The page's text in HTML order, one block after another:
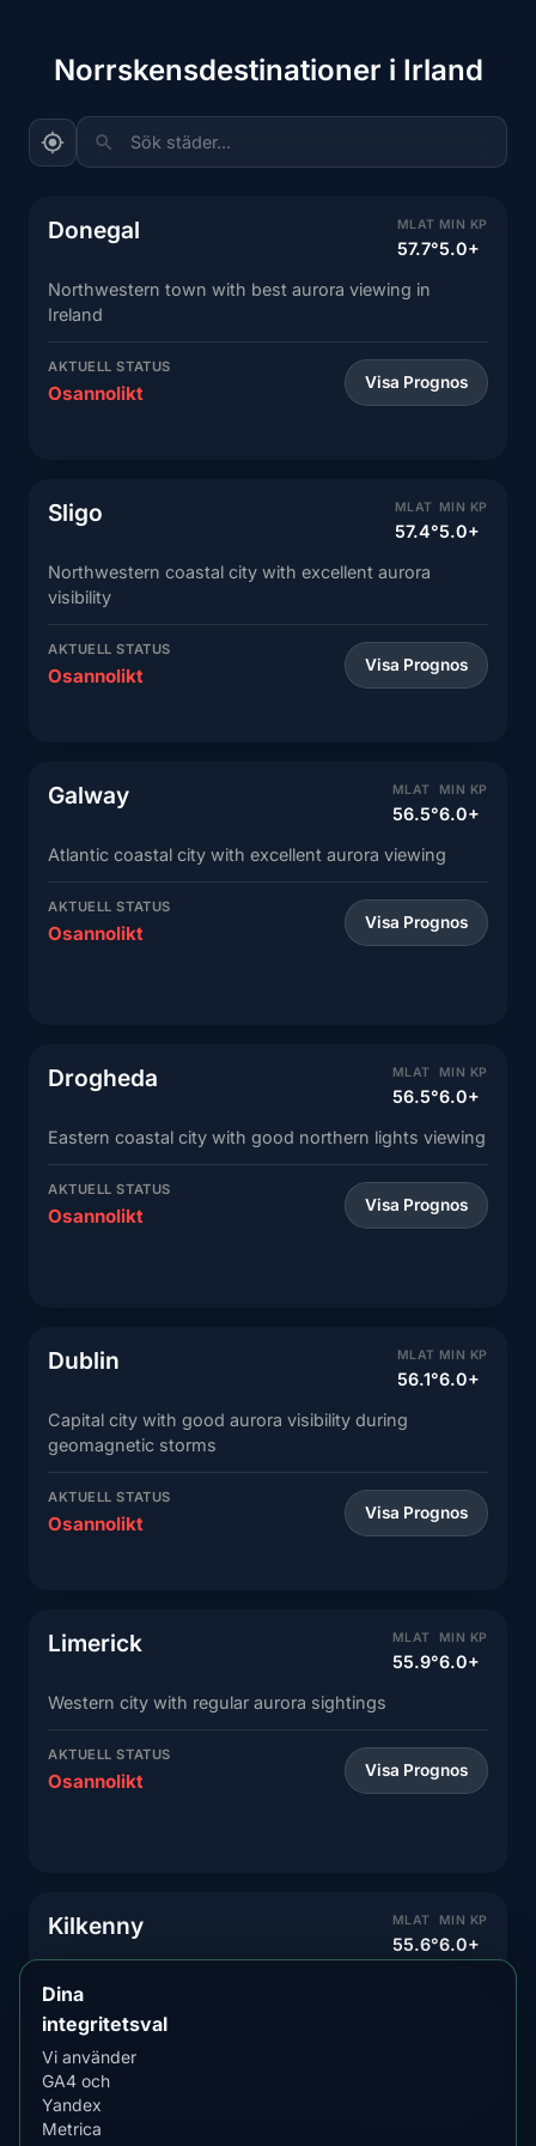
Norrskensdestinationer i Irland
Sök städer...
Donegal MLAT
57.7°
MIN KP
5.0+
Northwestern town with best aurora viewing in
Ireland
AKTUELL STATUS
Osannolikt Visa Prognos
Sligo MLAT
57.4°
MIN KP
5.0+
Northwestern coastal city with excellent aurora
visibility
AKTUELL STATUS
Osannolikt Visa Prognos
Galway MLAT
56.5°
MIN KP
6.0+
Atlantic coastal city with excellent aurora viewing
AKTUELL STATUS
Osannolikt Visa Prognos
Drogheda MLAT
56.5°
MIN KP
6.0+
Eastern coastal city with good northern lights viewing
AKTUELL STATUS
Osannolikt Visa Prognos
Dublin MLAT
56.1°
MIN KP
6.0+
Capital city with good aurora visibility during
geomagnetic storms
AKTUELL STATUS
Osannolikt Visa Prognos
Limerick MLAT
55.9°
MIN KP
6.0+
Western city with regular aurora sightings
AKTUELL STATUS
Osannolikt Visa Prognos
Kilkenny MLAT
55.6°
MIN KP
6.0+
Medieval city with moderate aurora potential
AKTUELL STATUS
Osannolikt
Dina
integritetsval
Vi använder
GA4 och
Yandex
Metrica